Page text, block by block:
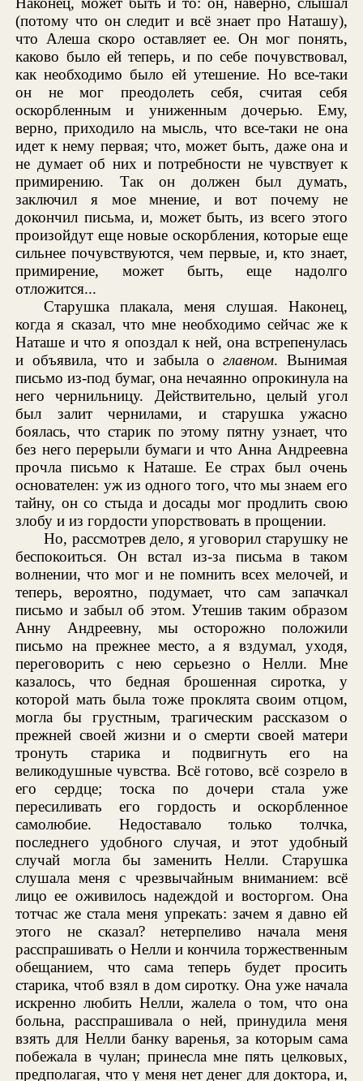
(потому что он следит и всё знает про Наташу),
что Алеша скоро оставляет ее. Он мог понять,
каково было ей теперь, и по себе почувствовал,
как необходимо было ей утешение. Но все-таки
он не мог преодолеть себя, считая себя
оскорбленным и униженным дочерью. Ему,
верно, приходило на мысль, что все-таки не она
идет к нему первая; что, может быть, даже она и
не думает об них и потребности не чувствует к
примирению. Так он должен был думать,
заключил я мое мнение, и вот почему не
докончил письма, и, может быть, из всего этого
произойдут еще новые оскорбления, которые еще
сильнее почувствуются, чем первые, и, кто знает,
примирение, может быть, еще надолго
отложится...
Старушка плакала, меня слушая. Наконец,
когда я сказал, что мне необходимо сейчас же к
Наташе и что я опоздал к ней, она встрепенулась
и объявила, что и забыла оглавном. Вынимая
письмо из-под бумаг, она нечаянно опрокинула на
него чернильницу. Действительно, целый угол
был залит чернилами, и старушка ужасно
боялась, что старик по этому пятну узнает, что
без него перерыли бумаги и что Анна Андреевна
прочла письмо к Наташе. Ее страх был очень
основателен: уж из одного того, что мы знаем его
тайну, он со стыда и досады мог продлить свою
злобу и из гордости упорствовать в прощении.
Но, рассмотрев дело, я уговорил старушку не
беспокоиться. Он встал из-за письма в таком
волнении, что мог и не помнить всех мелочей, и
теперь, вероятно, подумает, что сам запачкал
письмо и забыл об этом. Утешив таким образом
Анну Андреевну, мы осторожно положили
письмо на прежнее место, а я вздумал, уходя,
переговорить с нею серьезно о Нелли. Мне
казалось, что бедная брошенная сиротка, у
которой мать была тоже проклята своим отцом,
могла бы грустным, трагическим рассказом о
прежней своей жизни и о смерти своей матери
тронуть старика и подвигнуть его на
великодушные чувства. Всё готово, всё созрело в
его сердце; тоска по дочери стала уже
пересиливать его гордость и оскорбленное
самолюбие. Недоставало только толчка,
последнего удобного случая, и этот удобный
случай могла бы заменить Нелли. Старушка
слушала меня с чрезвычайным вниманием: всё
лицо ее оживилось надеждой и восторгом. Она
тотчас же стала меня упрекать: зачем я давно ей
этого не сказал? нетерпеливо начала меня
расспрашивать о Нелли и кончила торжественным
обещанием, что сама теперь будет просить
старика, чтоб взял в дом сиротку. Она уже начала
искренно любить Нелли, жалела о том, что она
больна, расспрашивала о ней, принудила меня
взять для Нелли банку варенья, за которым сама
побежала в чулан; принесла мне пять целковых,
предполагая, что у меня нет денег для доктора, и,